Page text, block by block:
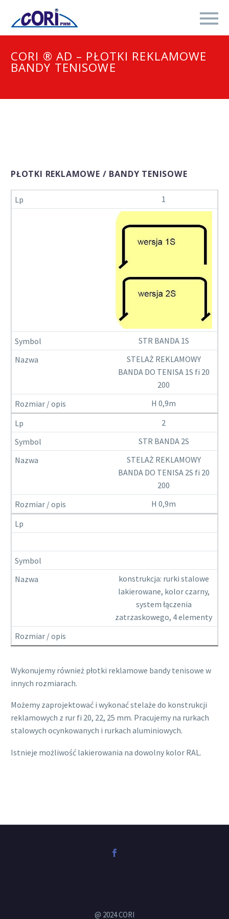
CORI ® AD – PŁOTKI REKLAMOWE
BANDY TENISOWE
PŁOTKI REKLAMOWE / BANDY TENISOWE
1
STR BANDA 1S
STELAŻ REKLAMOWY
BANDA DO TENISA 1S fi 20
200
H 0,9m
2
STR BANDA 2S
STELAŻ REKLAMOWY
BANDA DO TENISA 2S fi 20
200
H 0,9m
konstrukcja: rurki stalowe
lakierowane, kolor czarny,
system łączenia
zatrzaskowego, 4 elementy
Wykonujemy również płotki reklamowe bandy tenisowe w
innych rozmiarach.
Możemy zaprojektować i wykonać stelaże do konstrukcji
reklamowych z rur fi 20, 22, 25 mm. Pracujemy na rurkach
stalowych ocynkowanych i rurkach aluminiowych.
Istnieje możliwość lakierowania na dowolny kolor RAL.
@ 2024 CORI